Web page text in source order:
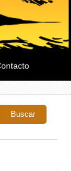
Buscar